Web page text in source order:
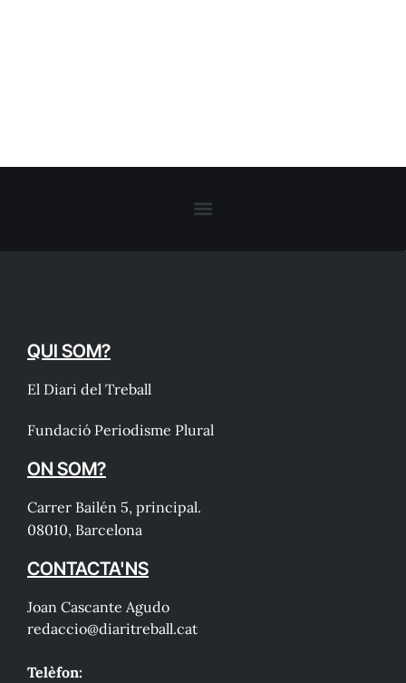
QUI SOM?
El Diari del Treball
Fundació Periodisme Plural
ON SOM?
Carrer Bailén 5, principal.
08010, Barcelona
CONTACTA'NS
Joan Cascante Agudo
redaccio@diaritreball.cat
Telèfon: